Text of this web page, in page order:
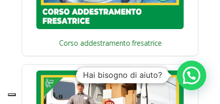
Corso addestramento fresatrice
Hai bisogno di aiuto?